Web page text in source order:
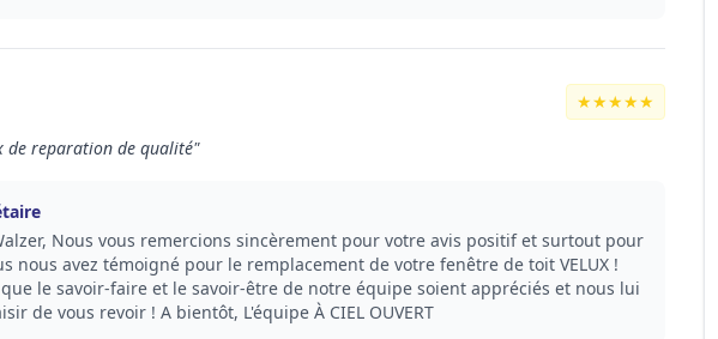
★★★★★
de reparation de qualité"
Nous vous remercions sincèrement pour votre avis positif et surtout pour
nous avez témoigné pour le remplacement de votre fenêtre de toit VELUX !
le savoir-faire et le savoir-être de notre équipe soient appréciés et nous lui
de vous revoir ! A bientôt, L'équipe À CIEL OUVERT